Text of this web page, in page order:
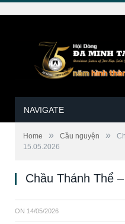
NAVIGATE
Home » Cầu nguyện »
15.05.2026
Chầu Thánh Thể
ON 14/05/2026